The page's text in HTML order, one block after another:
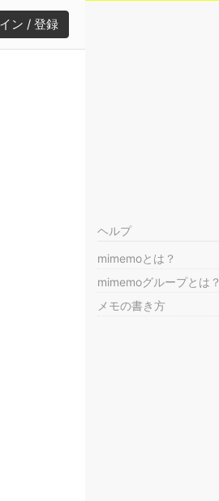
ン / 登録
ヘルプ
mimemoとは？
mimemoグループとは？
メモの書き方